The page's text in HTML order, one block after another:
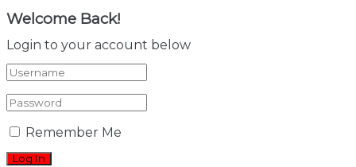
Welcome Back!
Login to your account below
Remember Me